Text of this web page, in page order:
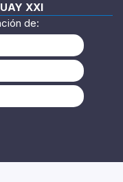
XXI
de: